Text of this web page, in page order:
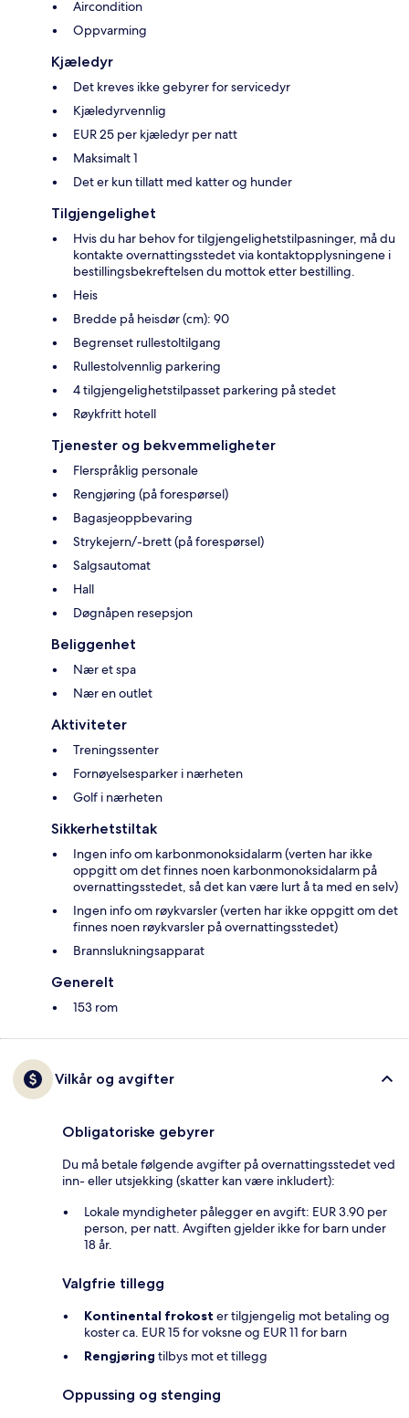
Aircondition
Oppvarming
Kjæledyr
Det kreves ikke gebyrer for servicedyr
Kjæledyrvennlig
EUR 25 per kjæledyr per natt
Maksimalt 1
Det er kun tillatt med katter og hunder
Tilgjengelighet
Hvis du har behov for tilgjengelighetstilpasninger, må du
kontakte overnattingsstedet via kontaktopplysningene i
bestillingsbekreftelsen du mottok etter bestilling.
Heis
Bredde på heisdør (cm): 90
Begrenset rullestoltilgang
Rullestolvennlig parkering
4 tilgjengelighetstilpasset parkering på stedet
Røykfritt hotell
Tjenester og bekvemmeligheter
Flerspråklig personale
Rengjøring (på forespørsel)
Bagasjeoppbevaring
Strykejern/-brett (på forespørsel)
Salgsautomat
Hall
Døgnåpen resepsjon
Beliggenhet
Nær et spa
Nær en outlet
Aktiviteter
Treningssenter
Fornøyelsesparker i nærheten
Golf i nærheten
Sikkerhetstiltak
Ingen info om karbonmonoksidalarm (verten har ikke
oppgitt om det finnes noen karbonmonoksidalarm på
overnattingsstedet, så det kan være lurt å ta med en selv)
Ingen info om røykvarsler (verten har ikke oppgitt om det
finnes noen røykvarsler på overnattingsstedet)
Brannslukningsapparat
Generelt
153 rom
Vilkår og avgifter
Obligatoriske gebyrer
Du må betale følgende avgifter på overnattingsstedet ved
inn- eller utsjekking (skatter kan være inkludert):
Lokale myndigheter pålegger en avgift: EUR 3.90 per
person, per natt. Avgiften gjelder ikke for barn under
18 år.
Valgfrie tillegg
Kontinental frokost er tilgjengelig mot betaling og
koster ca. EUR 15 for voksne og EUR 11 for barn
Rengjøring tilbys mot et tillegg
Oppussing og stenging